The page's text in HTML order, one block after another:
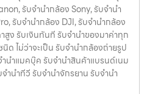
รับจำนำกล้อง Sony, รับจำนำ
รับจำนำกล้อง DJI, รับจำนำกล้อง
สูง รับเงินทันที รับจำนำของมาค่าทุก
ไม่ว่าจะเป็น รับจํานํากล้องถ่ายรูป
านําแมคบุ๊ค รับจํานําสินค้าแบรนด์เนม
านําทีวี รับจํานําจักรยาน รับจํานํา